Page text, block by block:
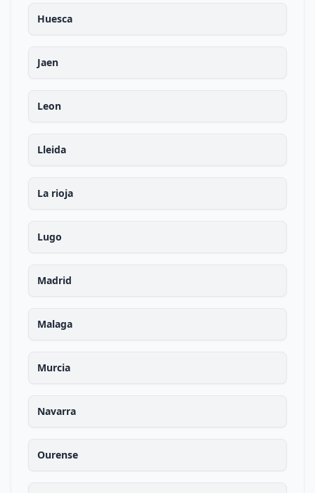
Huesca
Jaen
Leon
Lleida
La rioja
Lugo
Madrid
Malaga
Murcia
Navarra
Ourense